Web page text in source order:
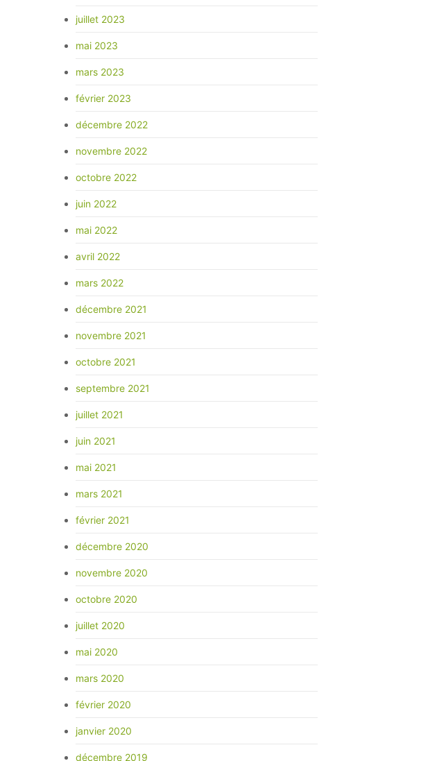
juillet 2023
mai 2023
mars 2023
février 2023
décembre 2022
novembre 2022
octobre 2022
juin 2022
mai 2022
avril 2022
mars 2022
décembre 2021
novembre 2021
octobre 2021
septembre 2021
juillet 2021
juin 2021
mai 2021
mars 2021
février 2021
décembre 2020
novembre 2020
octobre 2020
juillet 2020
mai 2020
mars 2020
février 2020
janvier 2020
décembre 2019